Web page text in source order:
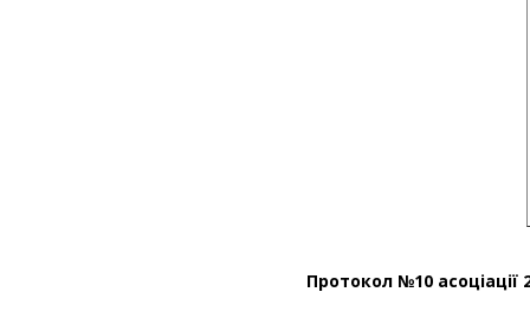
Протокол №10 асоціації